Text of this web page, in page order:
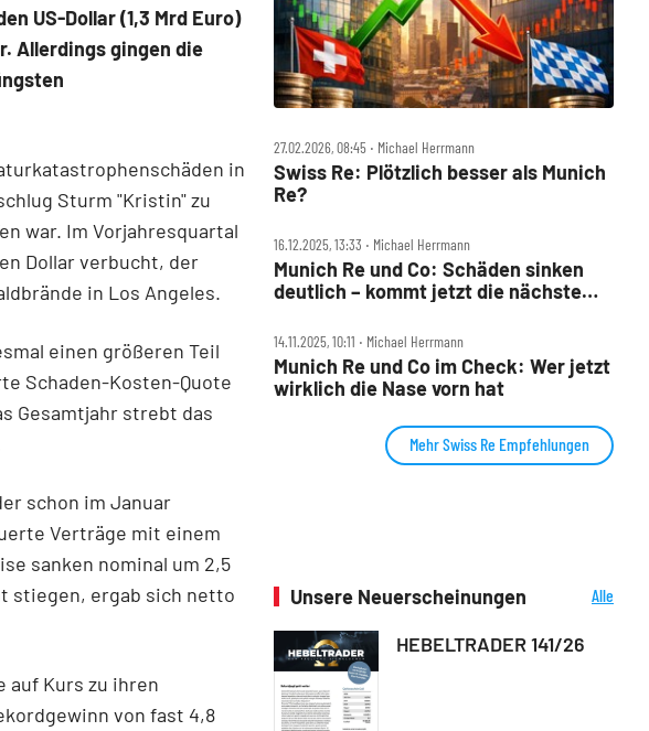
US-Dollar (1,3 Mrd Euro)
Allerdings gingen die
in
Sturm "Kristin" zu
war. Im Vorjahresquartal
Dollar verbucht, der
in Los Angeles.
einen größeren Teil
Schaden-Kosten-Quote
Gesamtjahr strebt das
schon im Januar
Verträge mit einem
sanken nominal um 2,5
stiegen, ergab sich netto
auf Kurs zu ihren
von fast 4,8
27.02.2026, 08:45 ‧ Michael Herrmann
Swiss Re: Plötzlich besser als Munich
Re?
16.12.2025, 13:33 ‧ Michael Herrmann
Munich Re und Co: Schäden sinken
deutlich – kommt jetzt die nächste
14.11.2025, 10:11 ‧ Michael Herrmann
Munich Re und Co im Check: Wer jetzt
wirklich die Nase vorn hat
Mehr Swiss Re Empfehlungen
Unsere Neuerscheinungen
Alle
HEBELTRADER 141/26